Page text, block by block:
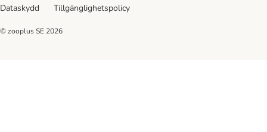
Dataskydd
Tillgänglighetspolicy
© zooplus SE 2026